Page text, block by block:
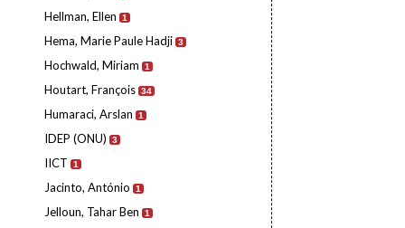
Hellman, Ellen 1
Hema, Marie Paule Hadji 3
Hochwald, Miriam 1
Houtart, François 34
Humaraci, Arslan 1
IDEP (ONU) 3
IICT 1
Jacinto, António 1
Jelloun, Tahar Ben 1